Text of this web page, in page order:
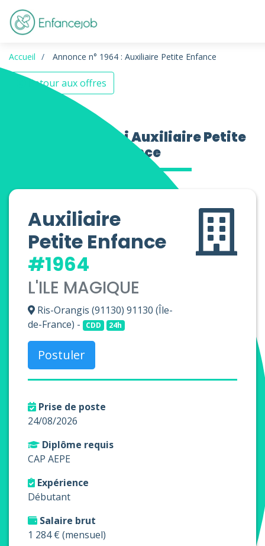
Accueil Annonce n° 1964 : Auxiliaire Petite Enfance
Retour aux offres
Offres d’emploi Auxiliaire Petite
Enfance
Auxiliaire
Petite Enfance
#1964
L'ILE MAGIQUE
Ris-Orangis (91130) 91130 (Île-
de-France) -
CDD 24h
Postuler
Prise de poste
24/08/2026
Diplôme requis
CAP AEPE
Expérience
Débutant
Salaire brut
1 284 € (mensuel)